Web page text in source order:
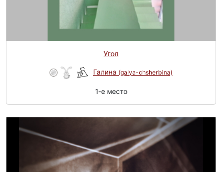
Угол
Галина (galya-chsherbina)
1-e место